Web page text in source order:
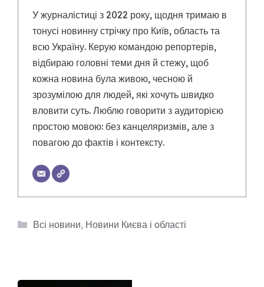
У журналістиці з 2022 року, щодня тримаю в
тонусі новинну стрічку про Київ, область та
всю Україну. Керую командою репортерів,
відбираю головні теми дня й стежу, щоб
кожна новина була живою, чесною й
зрозумілою для людей, які хочуть швидко
вловити суть. Люблю говорити з аудиторією
простою мовою: без канцеляризмів, але з
повагою до фактів і контексту.
Категорії
Всі новини, Новини Києва і області